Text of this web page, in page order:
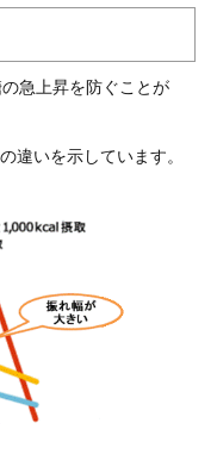
急上昇を防ぐことが
違いを示しています。